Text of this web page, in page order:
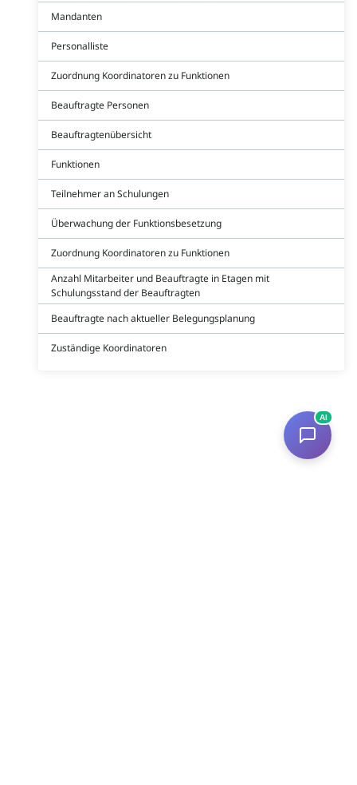
Mandanten
Personalliste
Zuordnung Koordinatoren zu Funktionen
Beauftragte Personen
Beauftragtenübersicht
Funktionen
Teilnehmer an Schulungen
Überwachung der Funktionsbesetzung
Zuordnung Koordinatoren zu Funktionen
Anzahl Mitarbeiter und Beauftragte in Etagen mit
Schulungsstand der Beauftragten
Beauftragte nach aktueller Belegungsplanung
Zuständige Koordinatoren
AI